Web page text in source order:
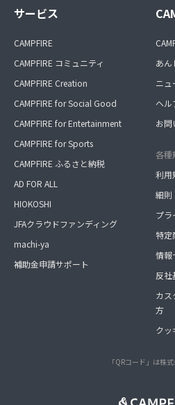
サービス
CAMPFIRE
CAMPFIRE コミュニティ
CAMPFIRE Creation
CAMPFIRE for Social Good
CAMPFIRE for Entertainment
CAMPFIRE for Sports
CAMPFIRE ふるさと納税
AD FOR ALL
HIOKOSHI
JFAクラウドファンディング
machi-ya
補助金申請サポート
あん
ニュ
ヘル
お問
各種
利用
細則
プラ
特定
情報
反社
カス
方
クッ
「QRコード」は株